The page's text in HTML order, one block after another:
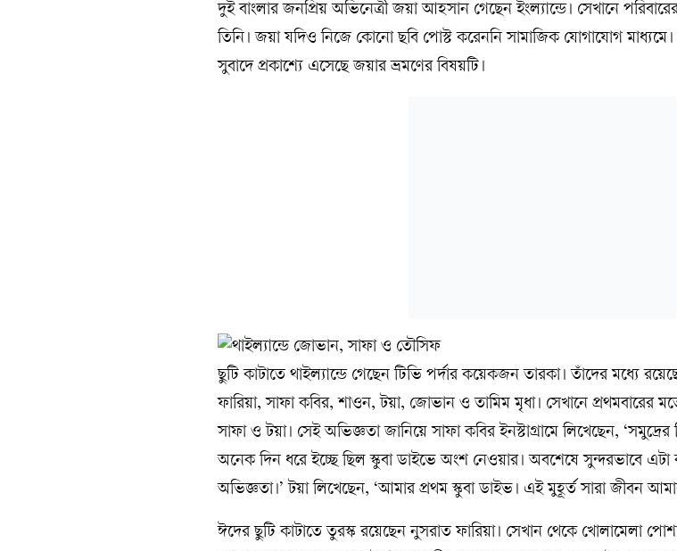
দুই বাংলার জনপ্রিয় অভিনেত্রী জয়া আহসান গেছেন ইংল্যান্ডে। সেখানে
তিনি। জয়া যদিও নিজে কোনো ছবি পোস্ট করেননি সামাজিক যোগাযোগ মাধ্যমে।
সুবাদে প্রকাশ্যে এসেছে জয়ার ভ্রমণের বিষয়টি।
ছুটি কাটাতে থাইল্যান্ডে গেছেন টিভি পর্দার কয়েকজন তারকা। তাঁদের মধ্যে
ফারিয়া, সাফা কবির, শাওন, টয়া, জোভান ও তামিম মৃধা। সেখানে প্রথমবারের
সাফা ও টয়া। সেই অভিজ্ঞতা জানিয়ে সাফা কবির ইনস্টাগ্রামে লিখেছেন,
অনেক দিন ধরে ইচ্ছে ছিল স্কুবা ডাইভে অংশ নেওয়ার। অবশেষে সুন্দরভাবে
অভিজ্ঞতা।’ টয়া লিখেছেন, ‘আমার প্রথম স্কুবা ডাইভ। এই মুহূর্ত সারা জীবন
ঈদের ছুটি কাটাতে তুরস্ক রয়েছেন নুসরাত ফারিয়া। সেখান থেকে খোলামেলা